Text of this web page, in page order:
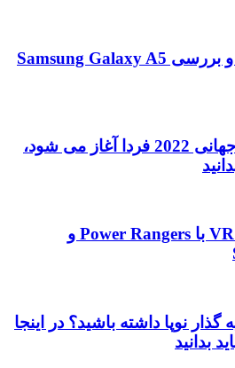
تجربه عملی : نقد و بررسی Samsung Galaxy A5
طوفان قهرمانان جهانی 2022 فردا آغاز می شود،
استفاده از قدرت VR با Power Rangers و
نوپا داشته باشید؟ در اینجا
بدانید